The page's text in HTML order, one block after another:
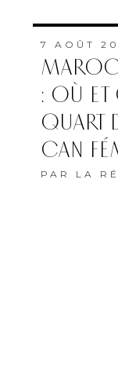
7 AOÛT
: OÙ ET
QUART
CAN
PAR LA